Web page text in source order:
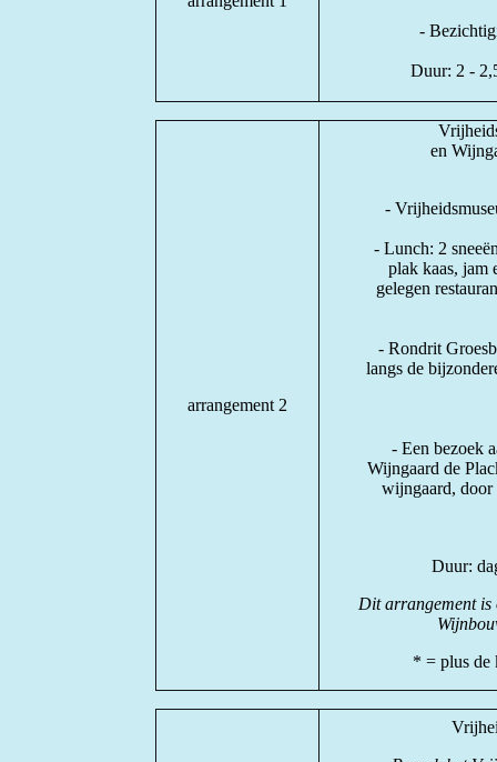
-
Duur: 2 -
arrangement 2
en
-
- Lunch: 2
plak kaas, jam
gelegen
- Rondrit
langs de
- Een bezoek
Wijngaard de
wijngaard, door
Duur:
Dit arrangement is
* = plus de